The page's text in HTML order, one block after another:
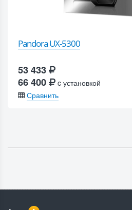
Pandora UX-5300
53 433
66 400
c установкой
Сравнить